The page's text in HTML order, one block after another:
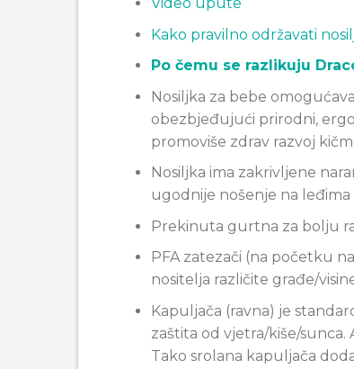
Kako pravilno održavati
Po čemu se razlikuju
Nosiljka za bebe
obezbjeđujući prirodni,
promoviše zdrav razvoj
Nosiljka ima zakrivljene
ugodnije nošenje na
Prekinuta gurtna za bolju
PFA zatezači (na početku
nositelja različite građe/
Kapuljača (ravna) je
zaštita od vjetra/kiše/
Tako srolana kapuljača